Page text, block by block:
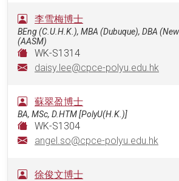
李雪梅博士
BEng (C.U.H.K.), MBA (Dubuque), DBA
(AASM)
WK-S1314
daisy.lee@cpce-polyu.edu.hk
蘇翠盈博士
BA, MSc, D.HTM [PolyU(H.K.)]
WK-S1304
angel.so@cpce-polyu.edu.hk
徐俊文博士